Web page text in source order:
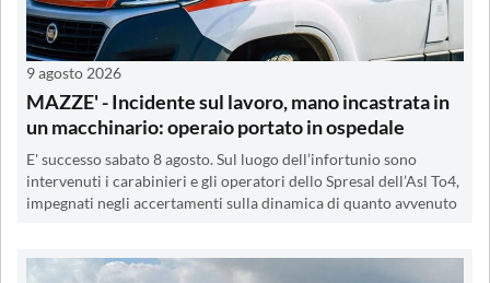
9 agosto 2026
MAZZE' - Incidente sul lavoro, mano incastrata in
un macchinario: operaio portato in ospedale
E' successo sabato 8 agosto. Sul luogo dell’infortunio sono
intervenuti i carabinieri e gli operatori dello Spresal dell’Asl To4,
impegnati negli accertamenti sulla dinamica di quanto avvenuto